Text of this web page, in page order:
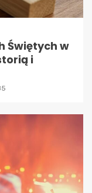
Świętych w
i